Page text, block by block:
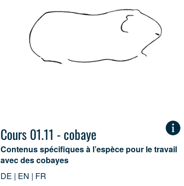
Rat(1) Lapin(1)
Hamster Cobaye Poulet
Cours 01.11 - cobaye
Contenus spécifiques à l’espèce pour le travail
avec des cobayes
DE | EN | FR